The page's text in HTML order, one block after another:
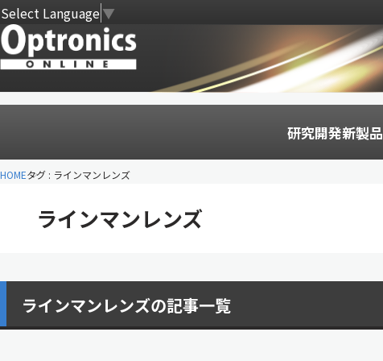
Select Language▼
研究開発新製品
HOMEタグ : ラインマンレンズ
ラインマンレンズ
ラインマンレンズの記事一覧